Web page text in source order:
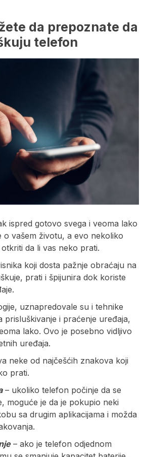
da prepoznate da
telefon
ispred gotovo svega i veoma lako
o vašem životu, a evo nekoliko
da li vas neko prati.
koji dosta pažnje obraćaju na
prati i špijunira dok koriste
uznapredovale su i tehnike
prisluškivanje i praćenje uređaja,
lako. Ovo je posebno vidljivo
uređaja.
neke od najčešćih znakova koji
prati.
– ukoliko telefon počinje da se
moguće je da je pokupio neki
sa drugim aplikacijama i možda
– ako je telefon odjednom